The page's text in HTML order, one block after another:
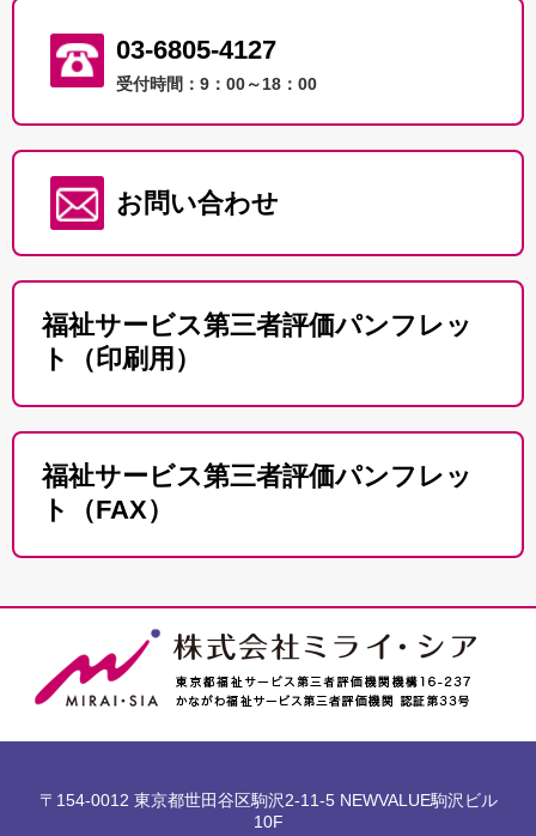
03-6805-4127
受付時間：9：00～18：00
お問い合わせ
福祉サービス第三者評価パンフレッ
ト（印刷用）
福祉サービス第三者評価パンフレッ
ト（FAX）
〒154-0012 東京都世田谷区駒沢2-11-5 NEWVALUE駒沢ビル
10F